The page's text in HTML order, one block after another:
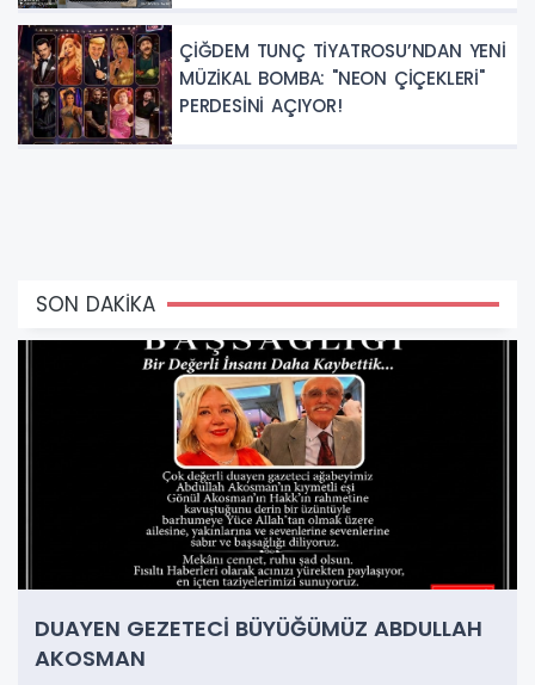
ÇİĞDEM TUNÇ TİYATROSU’NDAN YENİ
MÜZİKAL BOMBA: "NEON ÇİÇEKLERİ"
PERDESİNİ AÇIYOR!
SON DAKİKA
DUAYEN GEZETECİ BÜYÜĞÜMÜZ ABDULLAH
AKOSMAN